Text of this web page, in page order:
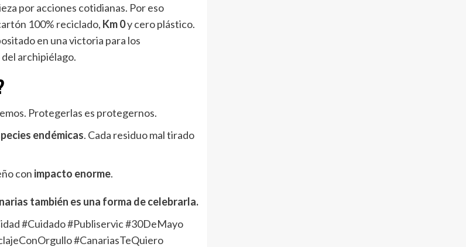
por acciones cotidianas. Por eso
100% reciclado, Km 0y cero plástico.
en una victoria para los
archipiélago.
Protegerlas es protegernos.
endémicas. Cada residuo mal tirado
con impacto enorme.
también es una forma de celebrarla.
#Cuidado #Publiservic #30DeMayo
#CanariasTeQuiero